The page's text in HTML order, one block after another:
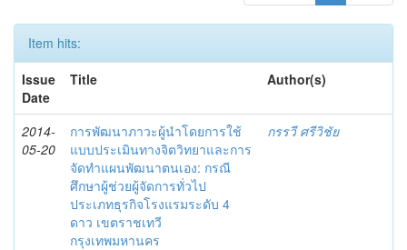
Item hits:
Issue
Date
Title Author(s)
2014-
05-20
การพัฒนาภาวะผู้นำโดยการใช้
แบบประเมินทางจิตวิทยาและการ
จัดทำแผนพัฒนาตนเอง: กรณี
ศึกษาผู้ช่วยผู้จัดการทั่วไป
ประเภทธุรกิจโรงแรมระดับ 4
ดาว เขตราชเทวี
กรุงเทพมหานคร
กรรวี ศรีวิชัย